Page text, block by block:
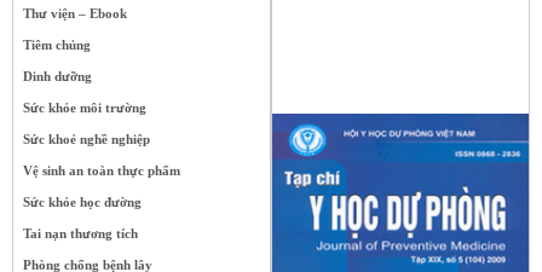
Thư viện – Ebook
Tiêm chủng
Dinh dưỡng
Sức khỏe môi trường
Sức khoẻ nghề nghiệp
Vệ sinh an toàn thực phẩm
Sức khỏe học đường
Tai nạn thương tích
Phòng chống bệnh lây